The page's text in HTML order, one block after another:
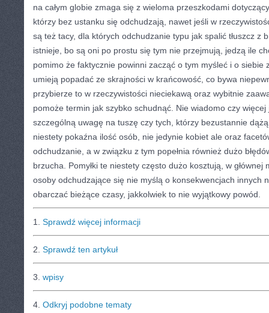
na całym globie zmaga się z wieloma przeszkodami
którzy bez ustanku się odchudzają, nawet jeśli w
są też tacy, dla których odchudzanie typu jak spalić tłuszcz z
istnieje, bo są oni po prostu się tym nie przejmują, jedzą ile
pomimo że faktycznie powinni zacząć o tym myśleć i o siebie
umieją popadać ze skrajności w krańcowość, co bywa
przybierze to w rzeczywistości nieciekawą oraz wybitnie
pomoże termin jak szybko schudnąć. Nie wiadomo czy
szczególną uwagę na tuszę czy tych, którzy bezustannie
niestety pokaźna ilość osób, nie jedynie kobiet ale oraz
odchudzanie, a w związku z tym popełnia również dużo
brzucha. Pomyłki te niestety często dużo kosztują, w głównej
osoby odchudzające się nie myślą o konsekwencjach innych
obarczać bieżące czasy, jakkolwiek to nie wyjątkowy powód.
1. Sprawdź więcej informacji
2. Sprawdź ten artykuł
3. wpisy
4. Odkryj podobne tematy